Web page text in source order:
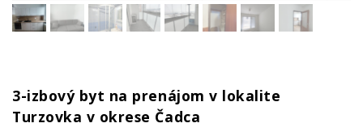
3-izbový byt na prenájom v lokalite
Turzovka v okrese Čadca